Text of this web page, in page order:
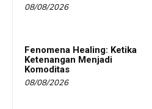
08/08/2026
Fenomena Healing: Ketika
Ketenangan Menjadi
Komoditas
08/08/2026